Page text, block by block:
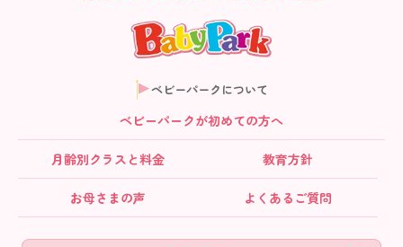
ベビーパークについて
ベビーパークが初めての方へ
月齢別クラス と料金 教育方針
お母さまの声 よくあるご質問